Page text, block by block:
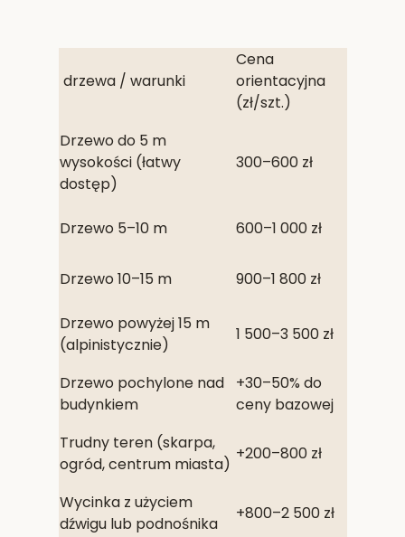
drzewa / warunki
Cena
orientacyjna
(zł/szt.)
Drzewo do 5 m
wysokości (łatwy
dostęp)
300–600 zł
Drzewo 5–10 m 600–1 000 zł
Drzewo 10–15 m 900–1 800 zł
Drzewo powyżej 15 m
(alpinistycznie)
1 500–3 500 zł
Drzewo pochylone nad
budynkiem
+30–50% do
ceny bazowej
Trudny teren (skarpa,
ogród, centrum miasta)
+200–800 zł
Wycinka z użyciem
dźwigu lub podnośnika
+800–2 500 zł